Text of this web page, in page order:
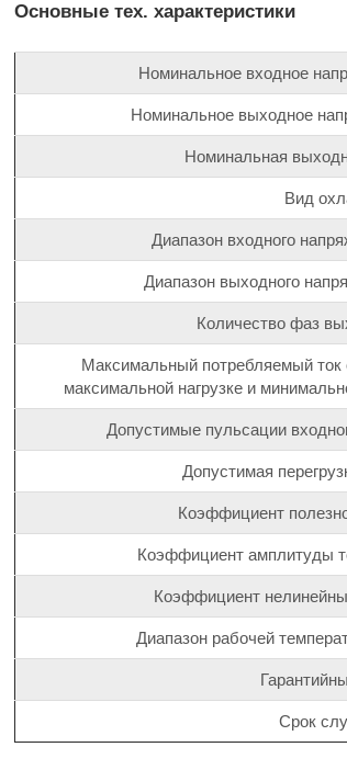
Основные тех. характеристики
Номинальное входное
Номинальное выходное
Номинальная
Вид
Диапазон входного
Диапазон выходного
Количество фаз
Максимальный потребляемый ток
максимальной нагрузке и
Допустимые пульсации
Допустимая
Коэффициент
Коэффициент амплитуды
Коэффициент
Диапазон рабочей
Срок